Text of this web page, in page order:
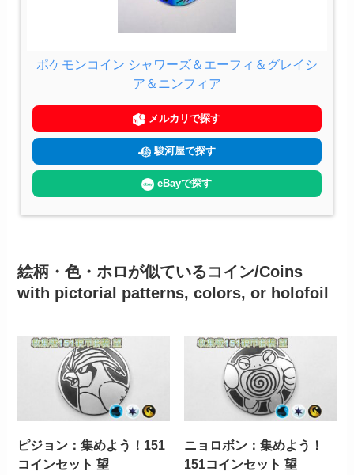
ポケモンコイン シャワーズ＆エーフィ＆グレイシ
ア＆ニンフィア
メルカリで探す
駿河屋で探す
eBayで探す
絵柄・色・ホロが似ているコイン/Coins
with pictorial patterns, colors, or holofoil
ピジョン：集めよう！151
コインセット 望
ニョロボン：集めよう！
151コインセット 望